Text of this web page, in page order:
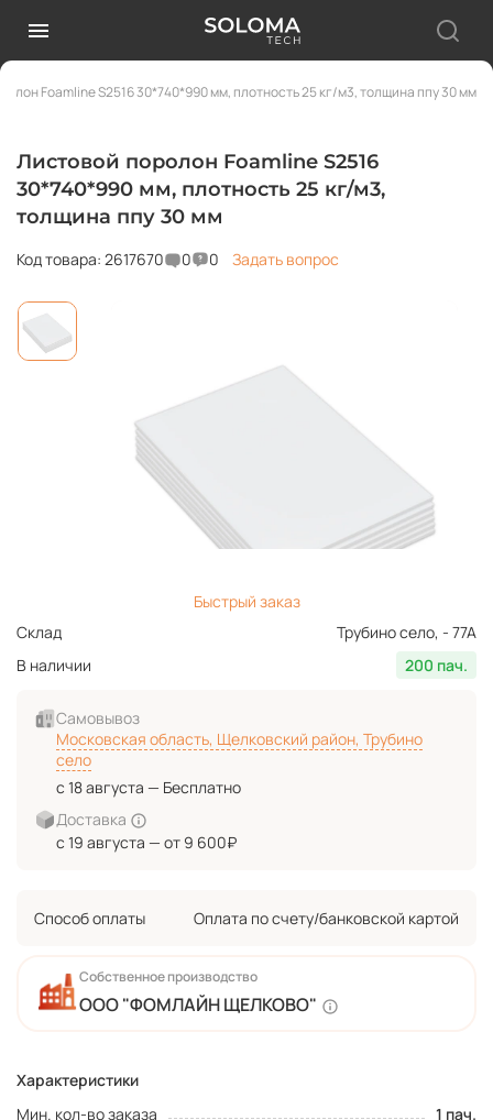
Foamline S2516 30*740*990 мм, плотность 25 кг/м3, толщина ппу 30 мм
Листовой поролон Foamline S2516
30*740*990 мм, плотность 25 кг/м3,
толщина ппу 30 мм
Код товара: 2617670 0 0 Задать вопрос
Характеристики
Мин. кол-во заказа
1 пач.
Собственное производство
ООО "ФОМЛАЙН ЩЕЛКОВО"
Быстрый заказ
Склад
Трубино село, - 77А
В наличии
200 пач.
Самовывоз
Московская область, Щелковский район, Трубино
село
с 18 августа — Бесплатно
Доставка
с 19 августа — от 9 600₽
Способ оплаты Оплата по счету/банковской картой